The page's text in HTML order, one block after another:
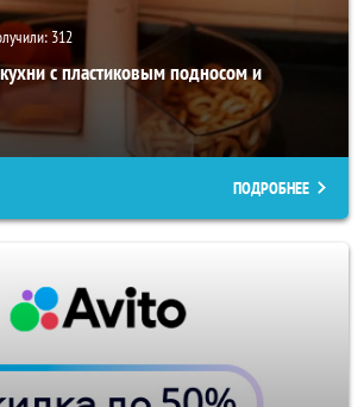
312
с пластиковым подносом и
ПОДРОБНЕЕ